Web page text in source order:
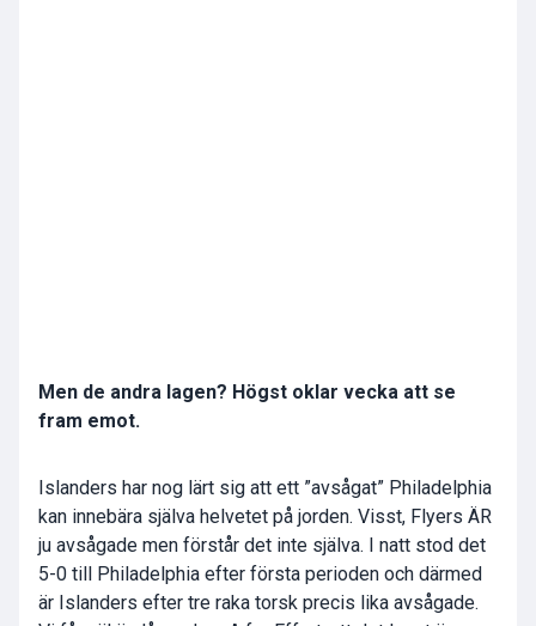
Men de andra lagen? Högst oklar vecka att se
fram emot.
Islanders har nog lärt sig att ett ”avsågat” Philadelphia
kan innebära själva helvetet på jorden. Visst, Flyers ÄR
ju avsågade men förstår det inte själva. I natt stod det
5-0 till Philadelphia efter första perioden och därmed
är Islanders efter tre raka torsk precis lika avsågade.